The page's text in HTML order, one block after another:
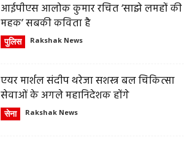
आईपीएस आलोक कुमार रचित ‘साझे लमहों की
महक’ सबकी कविता है
पुलिस Rakshak News
एयर मार्शल संदीप थरेजा सशस्त्र बल चिकित्सा
सेवाओं के अगले महानिदेशक होंगे
सेना Rakshak News